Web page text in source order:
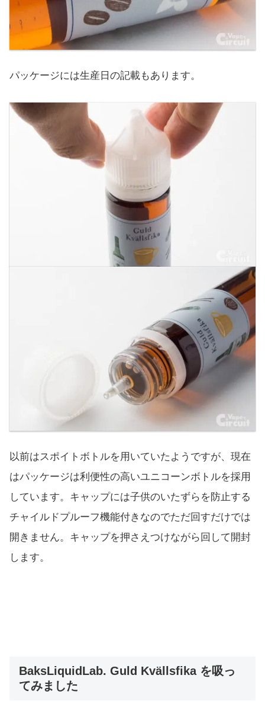
パッケージには生産日の記載もあります。
以前はスポイトボトルを用いていたようですが、現在
はパッケージは利便性の高いユニコーンボトルを採用
しています。キャップには子供のいたずらを防止する
チャイルドプルーフ機能付きなのでただ回すだけでは
開きません。キャップを押さえつけながら回して開封
します。
BaksLiquidLab. Guld Kvällsfika を吸っ
てみました